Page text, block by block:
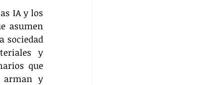
IA y los
asumen
sociedad
y
que
arman y